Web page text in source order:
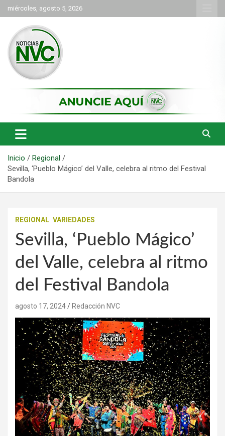
Saltar
al
contenido
miércoles, agosto 5, 2026
NVC Noticias
Inicio
Regional
Sevilla, ‘Pueblo Mágico’ del Valle, celebra al ritmo del Festival
Bandola
REGIONAL VARIEDADES
Sevilla, ‘Pueblo Mágico’
del Valle, celebra al ritmo
del Festival Bandola
agosto 17, 2024 Redacción NVC